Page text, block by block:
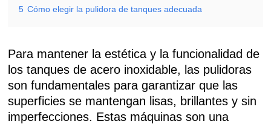
5 Cómo elegir la pulidora de tanques adecuada
Para mantener la estética y la funcionalidad de
los tanques de acero inoxidable, las pulidoras
son fundamentales para garantizar que las
superficies se mantengan lisas, brillantes y sin
imperfecciones. Estas máquinas son una